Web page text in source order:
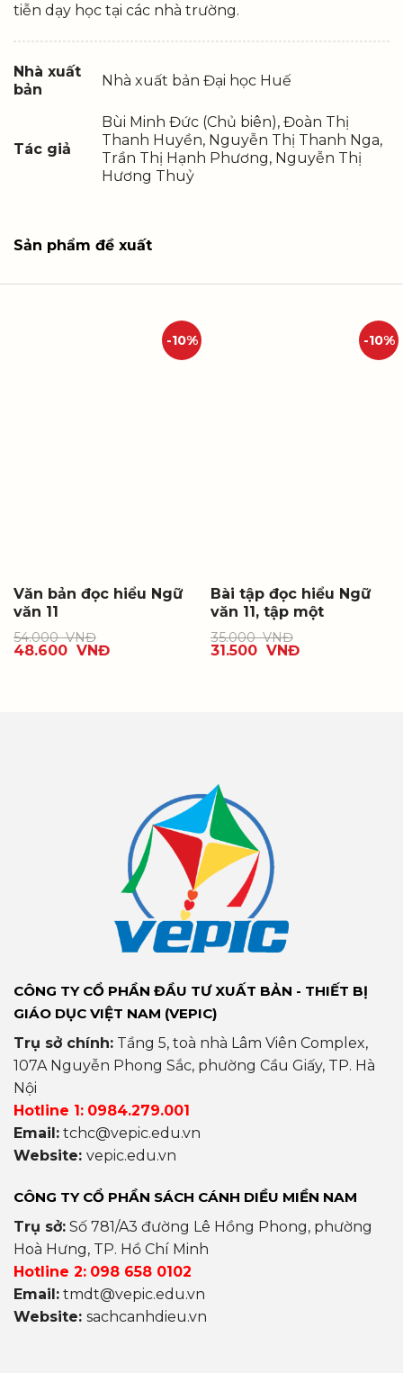
tiễn dạy học tại các nhà trường.
Nhà xuất
bản
Nhà xuất bản Đại học Huế
Tác giả
Bùi Minh Đức (Chủ biên), Đoàn Thị
Thanh Huyền, Nguyễn Thị Thanh Nga,
Trần Thị Hạnh Phương, Nguyễn Thị
Hương Thuỷ
Sản phẩm đề xuất
-10%
Văn bản đọc hiểu Ngữ
văn 11
54.000VNĐ
48.600 VNĐ
-10%
Bài tập đọc hiểu Ngữ
văn 11, tập một
35.000VNĐ
31.500 VNĐ
CÔNG TY CỔ PHẦN ĐẦU TƯ XUẤT BẢN - THIẾT BỊ
GIÁO DỤC VIỆT NAM (VEPIC)
Trụ sở chính: Tầng 5, toà nhà Lâm Viên Complex,
107A Nguyễn Phong Sắc, phường Cầu Giấy, TP. Hà
Nội
Hotline 1: 0984.279.001
Email: tchc@vepic.edu.vn
Website: vepic.edu.vn
CÔNG TY CỔ PHẦN SÁCH CÁNH DIỀU MIỀN NAM
Trụ sở: Số 781/A3 đường Lê Hồng Phong, phường
Hoà Hưng, TP. Hồ Chí Minh
Hotline 2: 098 658 0102
Email: tmdt@vepic.edu.vn
Website: sachcanhdieu.vn